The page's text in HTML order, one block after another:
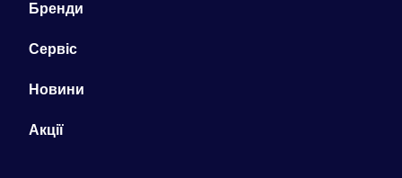
Бренди
Сервіс
Новини
Акції